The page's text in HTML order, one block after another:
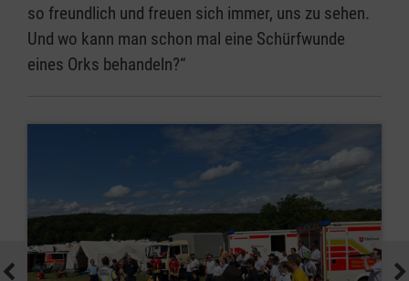
so freundlich und freuen sich immer, uns zu sehen.
Und wo kann man schon mal eine Schürfwunde
eines Orks behandeln?“